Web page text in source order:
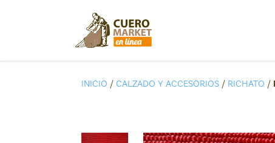
INICIO / CALZADO Y ACCESORIOS / RICHATO /